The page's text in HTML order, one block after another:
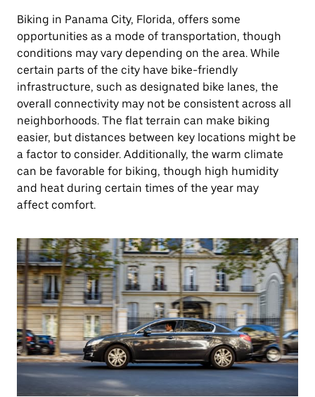
Biking in Panama City, Florida, offers some
opportunities as a mode of transportation, though
conditions may vary depending on the area. While
certain parts of the city have bike-friendly
infrastructure, such as designated bike lanes, the
overall connectivity may not be consistent across all
neighborhoods. The flat terrain can make biking
easier, but distances between key locations might be
a factor to consider. Additionally, the warm climate
can be favorable for biking, though high humidity
and heat during certain times of the year may
affect comfort.